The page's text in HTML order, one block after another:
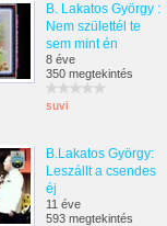
B. Lakatos György :
Nem születtél te
sem mint én
8 éve
350 megtekintés
suvi
B.Lakatos György:
Leszállt a csendes
éj
11 éve
593 megtekintés